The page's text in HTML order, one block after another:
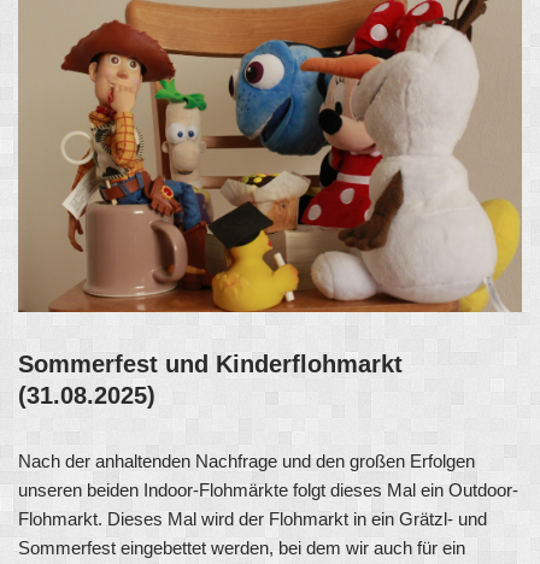
Sommerfest und Kinderflohmarkt
(31.08.2025)
Nach der anhaltenden Nachfrage und den großen Erfolgen
unseren beiden Indoor-Flohmärkte folgt dieses Mal ein Outdoor-
Flohmarkt. Dieses Mal wird der Flohmarkt in ein Grätzl- und
Sommerfest eingebettet werden, bei dem wir auch für ein